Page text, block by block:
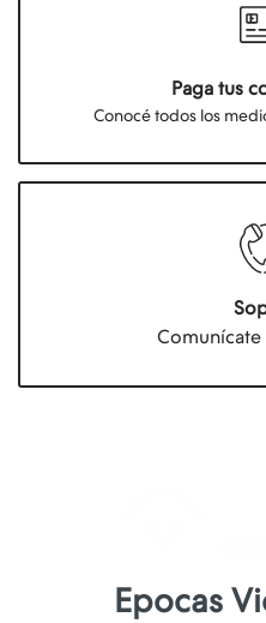
Paga tus
Conocé todos los
Epocas